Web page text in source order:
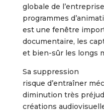
globale de
programmes
est une fenêtre
documentaire, les
et bien-sûr les longs
Sa suppression
risque d’entraîner
diminution très
créations